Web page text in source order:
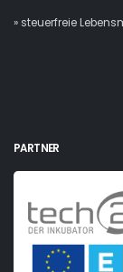
» steuerfreie
PARTNER